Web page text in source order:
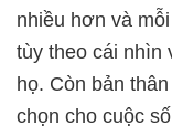
nhiều hơn và
tùy theo cái nhìn
họ. Còn bản
chọn cho cuộc